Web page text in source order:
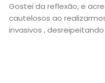
Gostei da reflexão, e
cautelosos ao
invasivos ,